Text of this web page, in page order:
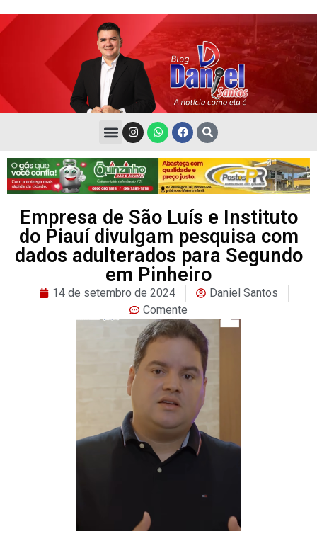
Empresa de São Luís e Instituto
do Piauí divulgam pesquisa com
dados adulterados para Segundo
em Pinheiro
14 de setembro de 2024
Daniel Santos
Comente